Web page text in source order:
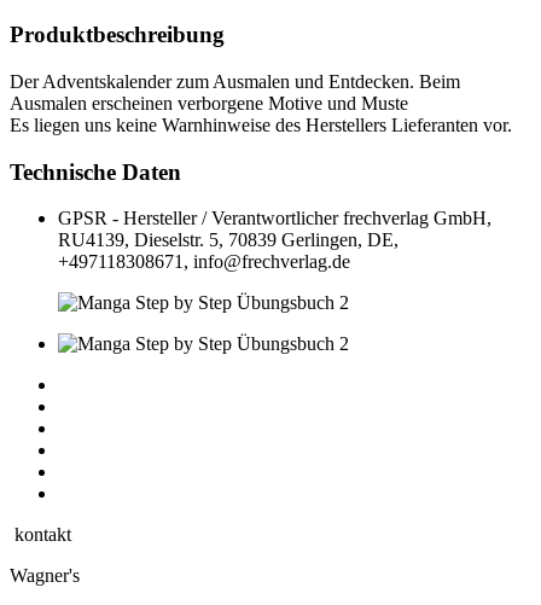
Produktbeschreibung
Der Adventskalender zum Ausmalen und Entdecken. Beim
Ausmalen erscheinen verborgene Motive und Muste
Es liegen uns keine Warnhinweise des Herstellers Lieferanten vor.
Technische Daten
GPSR - Hersteller / Verantwortlicher frechverlag GmbH,
RU4139, Dieselstr. 5, 70839 Gerlingen, DE,
+497118308671, info@frechverlag.de
kontakt
Wagner's